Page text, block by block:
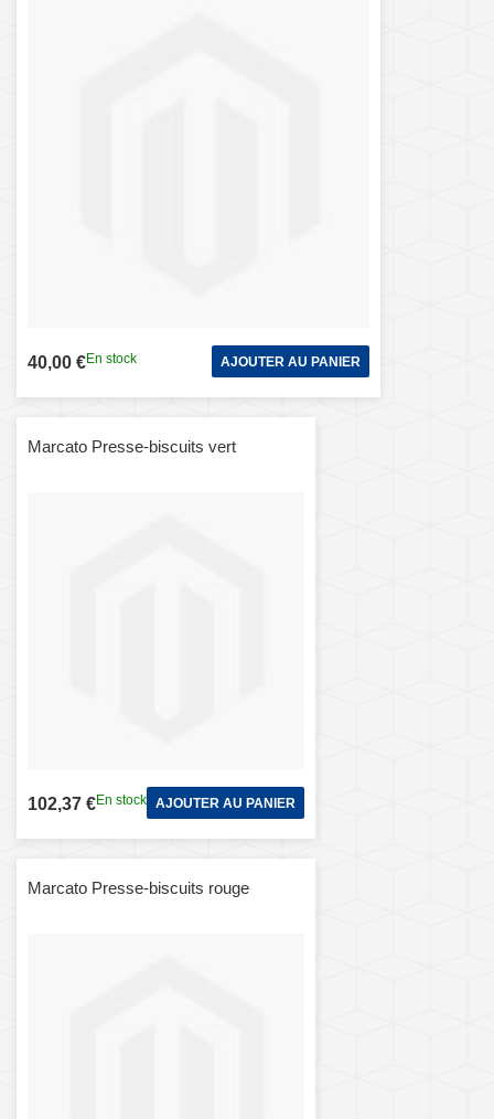
40,00 €En stock AJOUTER AU PANIER
Marcato Presse-biscuits vert
102,37 €En stock AJOUTER AU PANIER
Marcato Presse-biscuits rouge